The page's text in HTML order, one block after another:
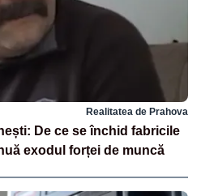
Realitatea de Prahova
De ce se închid fabricile
exodul forței de muncă